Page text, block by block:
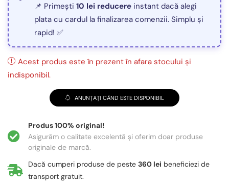
📌 Primești 10 lei reducere instant dacă alegi
plata cu cardul la finalizarea comenzii. Simplu și
rapid! ✅
Acest produs este în prezent în afara stocului și
indisponibil.
ANUNȚAȚI CÂND ESTE DISPONIBIL
Produs 100% original!
Asigurăm o calitate excelentă și oferim doar produse
originale de marcă.
Dacă cumperi produse de peste 360 lei beneficiezi de
transport gratuit.